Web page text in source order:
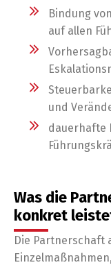
Bindung
auf allen
und
dauerhafte
Was die
konkret
Die